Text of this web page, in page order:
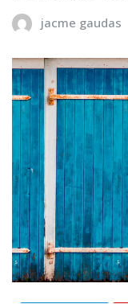
jacme gaudas